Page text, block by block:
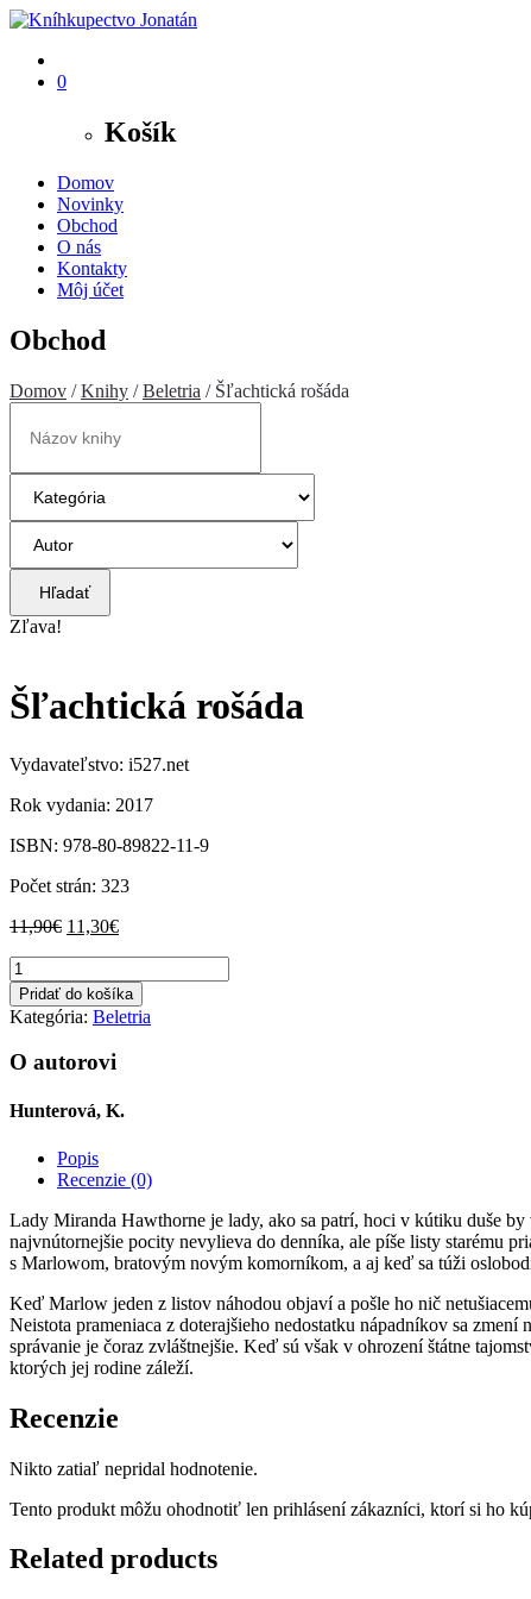
0
Košík
Domov
Novinky
Obchod
O nás
Kontakty
Môj účet
Obchod
Domov /Knihy /Beletria / Šľachtická rošáda
Hľadať
Zľava!
Šľachtická rošáda
Vydavateľstvo: i527.net
Rok vydania: 2017
ISBN: 978-80-89822-11-9
Počet strán: 323
11,90€ Pôvodná
11,90€.
11,30€Aktuálna
11,30€.
množstvo
Šľachtická
rošáda
Pridať do košíka
Kategória: Beletria
O autorovi
Hunterová, K.
Popis
Recenzie (0)
Lady Miranda Hawthorne je lady, ako sa patrí, hoci v kútiku duše
najvnútornejšie pocity nevylieva do denníka, ale píše listy starému
s Marlowom, bratovým novým komorníkom, a aj keď sa túži
Keď Marlow jeden z listov náhodou objaví a pošle ho nič
Neistota prameniaca z doterajšieho nedostatku nápadníkov sa
správanie je čoraz zvláštnejšie. Keď sú však v ohrození štátne
ktorých jej rodine záleží.
Recenzie
Nikto zatiaľ nepridal hodnotenie.
Tento produkt môžu ohodnotiť len prihlásení zákazníci, ktorí si ho
Related products